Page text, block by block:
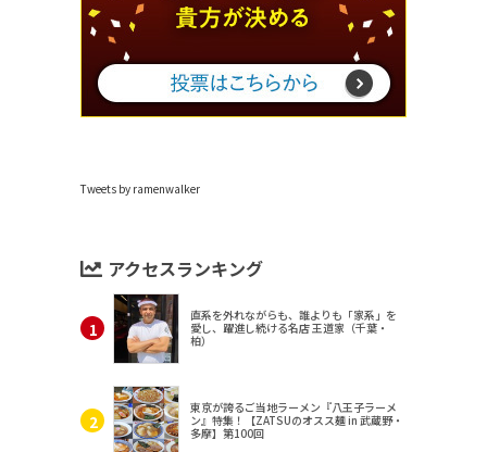
Tweets by ramenwalker
アクセスランキング
直系を外れながらも、誰よりも「家系」を
愛し、躍進し続ける名店 王道家（千葉・
柏）
東京が誇るご当地ラーメン『八王子ラーメ
ン』特集！【ZATSUのオスス麺 in 武蔵野・
多摩】第100回